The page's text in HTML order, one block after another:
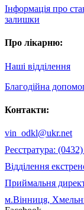
Інформація про
залишки
Про лікарню:
Наші відділення
Благодійна
Контакти:
vin_odkl@ukr.net
Реєстратура:
Відділення
Приймальня
м.Вінниця,